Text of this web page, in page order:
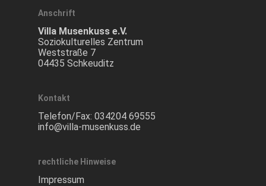
Anschrift
Villa Musenkuss e.V.
Soziokulturelles Zentrum
Weststraße 7
04435 Schkeuditz
Kontakt
Telefon/Fax: 034204 69555
info@villa-musenkuss.de
rechtliche Hinweise
Impressum